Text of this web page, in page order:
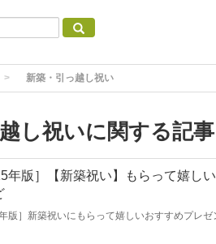
新築・引っ越し祝い
し祝いに関する記事
年版］【新築祝い】もらって嬉し
年版］新築祝いにもらって嬉しいおすすめプレ
た際に贈る新築祝い。中古住宅の購入の場合